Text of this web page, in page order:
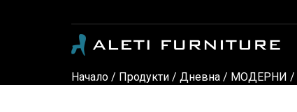
Начало / Продукти / Дневна / МОДЕРНИ /